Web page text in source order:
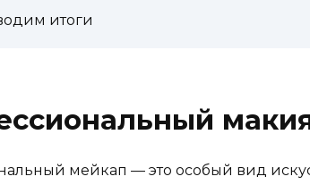
итоги
мейкап — это особый вид